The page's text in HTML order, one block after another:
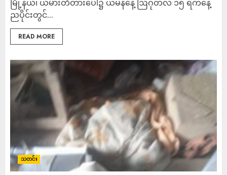
မြို့နယ်၊ ယမားတံတားပေါ်၌ ယမန်နေ့ ဩဂုတ်လ ၁၅ ရက်နေ့
ညပိုင်းတွင်...
READ MORE
သတင်း